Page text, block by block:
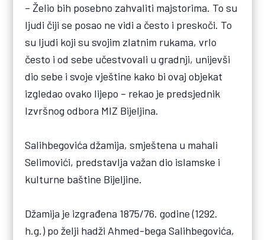
– Želio bih posebno zahvaliti majstorima. To su
ljudi čiji se posao ne vidi a često i preskoči. To
su ljudi koji su svojim zlatnim rukama, vrlo
često i od sebe učestvovali u gradnji, unijevši
dio sebe i svoje vještine kako bi ovaj objekat
izgledao ovako lijepo – rekao je predsjednik
Izvršnog odbora MIZ Bijeljina.
Salihbegovića džamija, smještena u mahali
Selimovići, predstavlja važan dio islamske i
kulturne baštine Bijeljine.
Džamija je izgrađena 1875/76. godine (1292.
h.g.) po želji hadži Ahmed-bega Salihbegovića,